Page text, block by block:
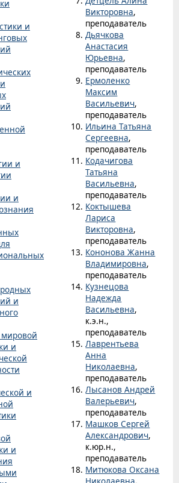
и
и
и
и
и
и
и
Викторовна,
преподаватель
Дьячкова
Анастасия
Юрьевна,
преподаватель
Ермоленко
Максим
Васильевич,
преподаватель
Ильина Татьяна
Сергеевна,
преподаватель
Кодачигова
Татьяна
Васильевна,
преподаватель
Коктышева
Лариса
Викторовна,
преподаватель
Кононова Жанна
Владимировна,
преподаватель
Кузнецова
Надежда
Васильевна,
к.э.н.,
преподаватель
Лаврентьева
Анна
Николаевна,
преподаватель
Лысанов Андрей
Валерьевич,
преподаватель
Машков Сергей
Александрович,
к.юр.н.,
преподаватель
Митюкова Оксана